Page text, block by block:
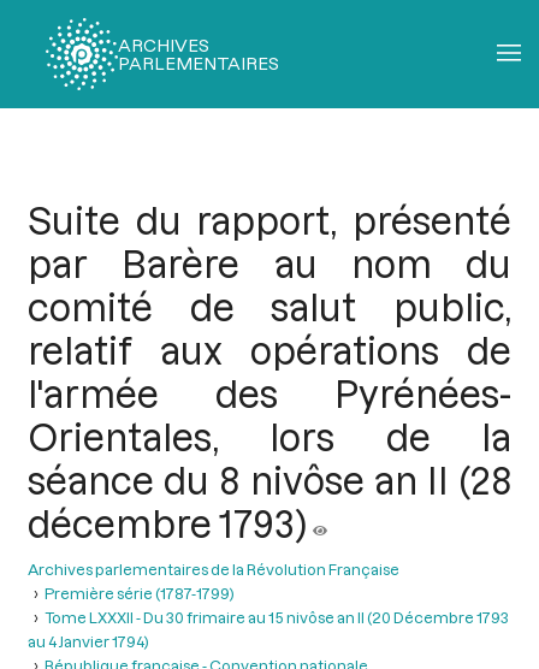
ARCHIVES
PARLEMENTAIRES
Suite du rapport, présenté
par Barère au nom du
comité de salut public,
relatif aux opérations de
l'armée des Pyrénées-
Orientales, lors de la
séance du 8 nivôse an II (28
décembre 1793)
Archives parlementaires de la Révolution Française
Première série (1787-1799)
Tome LXXXII - Du 30 frimaire au 15 nivôse an II (20 Décembre 1793
au 4 Janvier 1794)
République française - Convention nationale